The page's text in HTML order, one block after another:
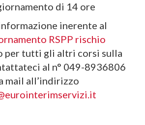
di 14 ore
inerente al
RSPP rischio
per tutti gli altri corsi sulla
al n° 049-8936806
mail all’indirizzo